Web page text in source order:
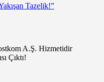
Tazelik!”
A.Ş. Hizmetidir
Çıktı!